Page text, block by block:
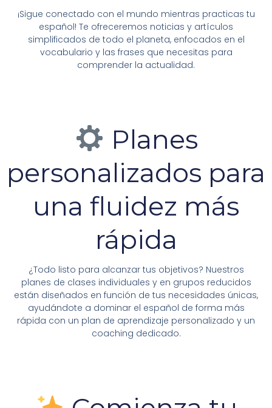
¡Sigue conectado con el mundo mientras practicas tu
español! Te ofreceremos noticias y artículos
simplificados de todo el planeta, enfocados en el
vocabulario y las frases que necesitas para
comprender la actualidad.
Planes
personalizados para
una fluidez más
rápida
¿Todo listo para alcanzar tus objetivos? Nuestros
planes de clases individuales y en grupos reducidos
están diseñados en función de tus necesidades únicas,
ayudándote a dominar el español de forma más
rápida con un plan de aprendizaje personalizado y un
coaching dedicado.